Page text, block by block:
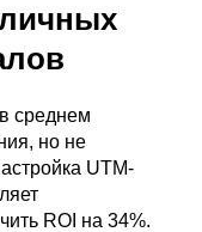
среднем
но не
UTM-
ROI на 34%.